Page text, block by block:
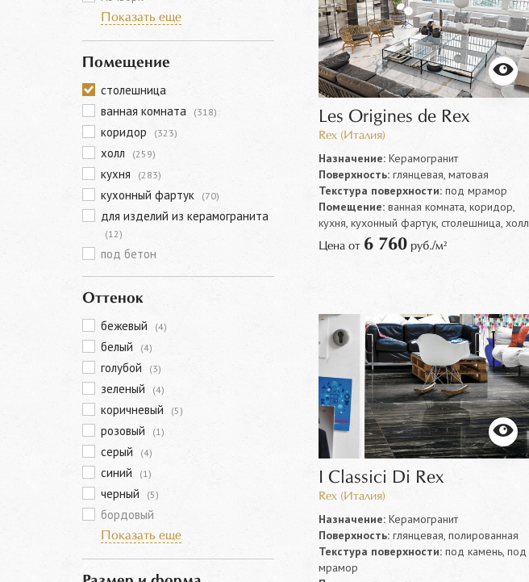
Показать еще
Помещение
столешница
ванная комната
(318)
коридор (323)
холл (259)
кухня (283)
кухонный фартук (70)
для изделий из керамогранита
(12)
под бетон
Оттенок
бежевый (4)
белый (4)
голубой (3)
зеленый (4)
коричневый (5)
розовый (1)
серый (4)
синий (1)
черный (5)
бордовый
Показать еще
Les Origines de Rex
Rex (Италия)
Назначение:Керамогранит
Поверхность:глянцевая, матовая
Текстура поверхности:под мрамор
Помещение:ванная комната, коридор,
кухня, кухонный фартук, столешница, холл
Цена от 6 760руб./м²
I Classici Di Rex
Rex (Италия)
Назначение:Керамогранит
Поверхность:глянцевая, полированная
Текстура поверхности:под камень, под
мрамор